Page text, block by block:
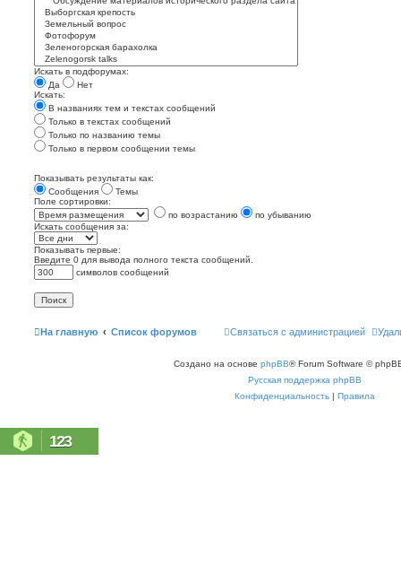
Искать в подфорумах:
Да
Нет
Искать:
В названиях тем и текстах сообщений
Только в текстах сообщений
Только по названию темы
Только в первом сообщении темы
Показывать результаты как:
Сообщения
Темы
Поле сортировки:
по возрастанию
по убыванию
Искать сообщения за:
Показывать первые:
Введите 0 для вывода полного текста сообщений.
символов сообщений
На главную Список форумов Связаться с администрацией
Создано на основе phpBB® Forum Software ©
Русская поддержка phpBB
Конфиденциальность | Правила
123